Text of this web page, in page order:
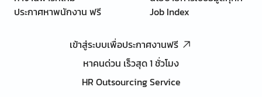
ประกาศหาพนักงาน ฟรี
Job Index
เข้าสู่ระบบเพื่อประกาศงานฟรี
หาคนด่วน เร็วสุด 1 ชั่วโมง
HR Outsourcing Service